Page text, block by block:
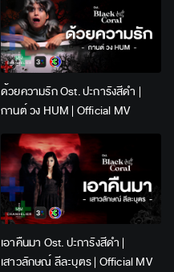
ด้วยความรัก Ost. ปะการังสีดำ |
กานต์ วง HUM | Official MV
เอาคืนมา Ost. ปะการังสีดำ |
เสาวลักษณ์ ลีละบุตร | Official MV